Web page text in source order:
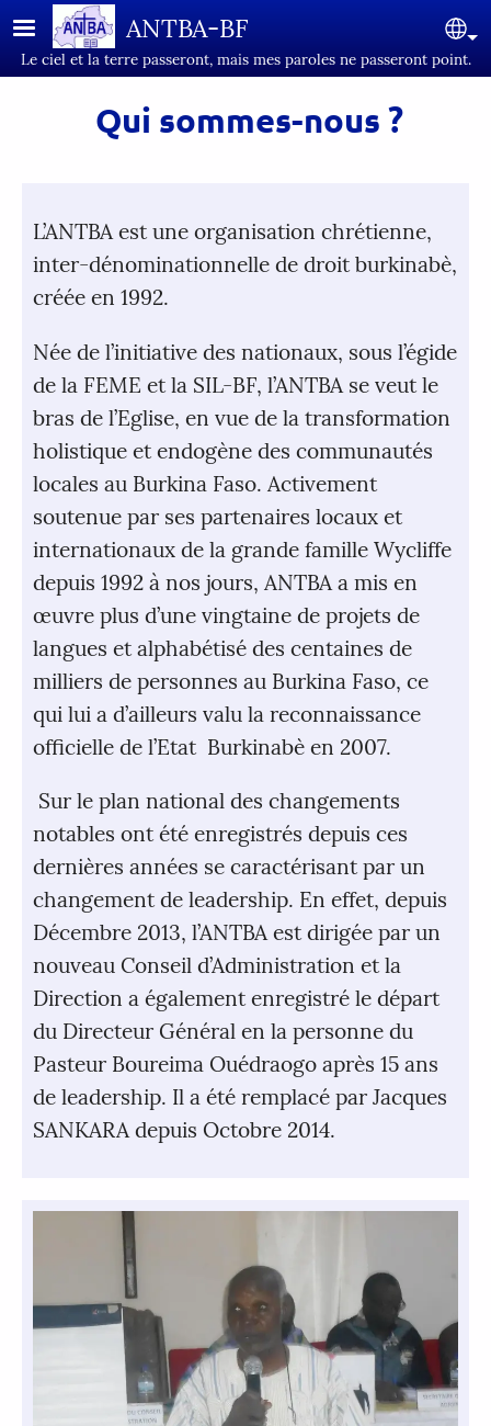
Aller au contenu principal
ANTBA-BF
Le ciel et la terre passeront, mais mes paroles ne passeront point.
Qui sommes-nous ?
L’ANTBA est une organisation chrétienne,
inter-dénominationnelle de droit burkinabè,
créée en 1992.
Née de l’initiative des nationaux, sous l’égide
de la FEME et la SIL-BF, l’ANTBA se veut le
bras de l’Eglise, en vue de la transformation
holistique et endogène des communautés
locales au Burkina Faso. Activement
soutenue par ses partenaires locaux et
internationaux de la grande famille Wycliffe
depuis 1992 à nos jours, ANTBA a mis en
œuvre plus d’une vingtaine de projets de
langues et alphabétisé des centaines de
milliers de personnes au Burkina Faso, ce
qui lui a d’ailleurs valu la reconnaissance
officielle de l’Etat Burkinabè en 2007.
Sur le plan national des changements
notables ont été enregistrés depuis ces
dernières années se caractérisant par un
changement de leadership. En effet, depuis
Décembre 2013, l’ANTBA est dirigée par un
nouveau Conseil d’Administration et la
Direction a également enregistré le départ
du Directeur Général en la personne du
Pasteur Boureima Ouédraogo après 15 ans
de leadership. Il a été remplacé par Jacques
SANKARA depuis Octobre 2014.